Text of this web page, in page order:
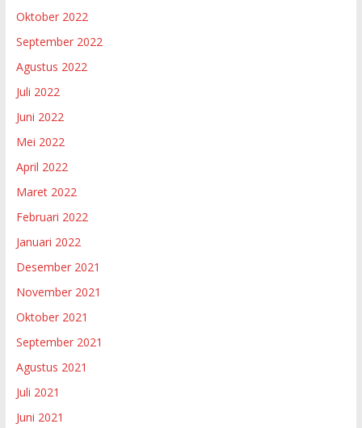
Oktober 2022
September 2022
Agustus 2022
Juli 2022
Juni 2022
Mei 2022
April 2022
Maret 2022
Februari 2022
Januari 2022
Desember 2021
November 2021
Oktober 2021
September 2021
Agustus 2021
Juli 2021
Juni 2021